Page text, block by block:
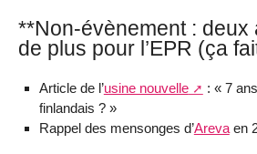
**Non-évènement : deux
de plus pour l’EPR (ça
Article de l’usine nouvelle
: « 7
finlandais ? »
Rappel des mensonges d’Arevaen